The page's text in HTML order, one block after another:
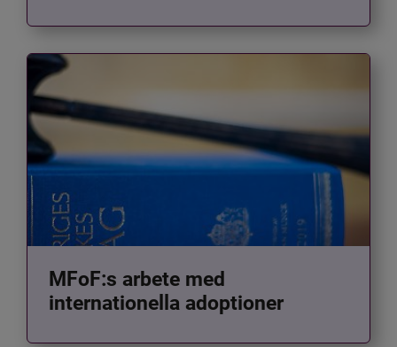
MFoF:s arbete med
internationella adoptioner